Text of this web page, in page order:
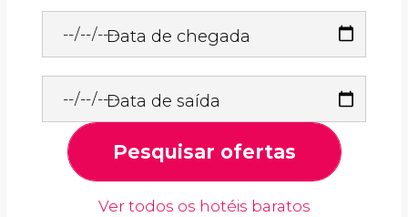
Data de chegada
Data de saída
Pesquisar ofertas
Ver todos os hotéis baratos